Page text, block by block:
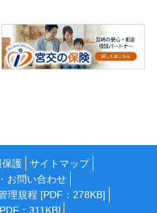
保護
サイトマップ
お問い合わせ
理規程 [PDF：278KB]
：311KB]